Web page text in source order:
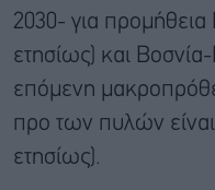
2030- για
ετησίως) και
επόμενη
προ των πυλών
ετησίως).